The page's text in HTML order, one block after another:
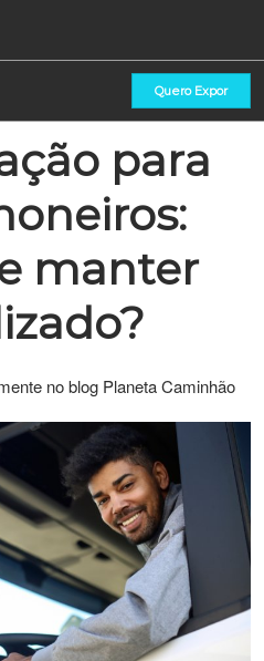
Quero Expor
para
manter
no blog Planeta Caminhão